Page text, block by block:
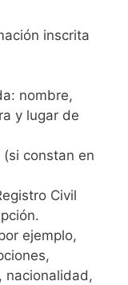
inscrita
nombre,
y lugar de
constan en
Civil
ejemplo,
nacionalidad,